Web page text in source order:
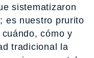
sistematizaron
es nuestro prurito
cómo y
tradicional la